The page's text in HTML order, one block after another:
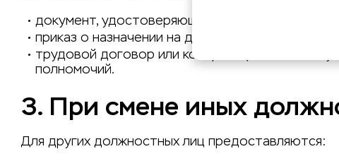
документ, удостоверяющий личность;
приказ о назначении на должность;
трудовой договор или контракт (либо выписку
полномочий.
3. При смене иных
Для других должностных лиц предоставляются: